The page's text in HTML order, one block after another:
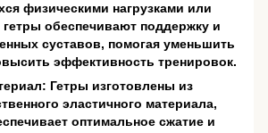
физическими нагрузками или
обеспечивают поддержку и
суставов, помогая уменьшить
эффективность тренировок.
Гетры изготовлены из
эластичного материала,
оптимальное сжатие и